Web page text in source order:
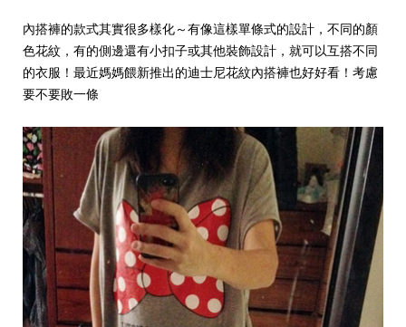
內搭褲的款式其實很多樣化～有像這樣單條式的設計，不同的顏
色花紋，有的側邊還有小扣子或其他裝飾設計，就可以互搭不同
的衣服！最近媽媽餵新推出的迪士尼花紋內搭褲也好好看！考慮
要不要敗一條